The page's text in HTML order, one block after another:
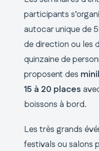
participants
autocar unique de
de direction ou les
quinzaine de
proposent des
15 à 20 places
boissons à bord.
Les très grands
festivals ou salons